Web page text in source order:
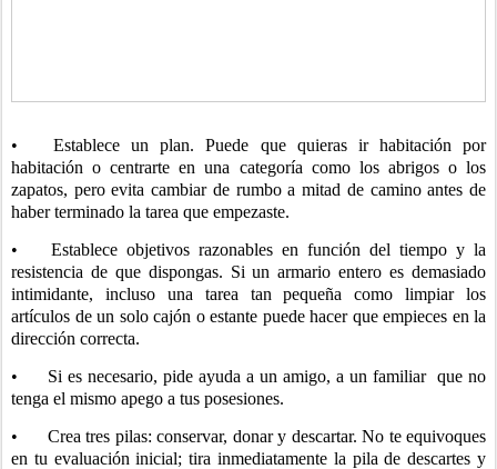
•
Establece un plan. Puede que quieras ir habitación por
habitación o centrarte en una categoría como los abrigos o los
zapatos, pero evita cambiar de rumbo a mitad de camino antes de
haber terminado la tarea que empezaste.
•
Establece objetivos razonables en función del tiempo y la
resistencia de que dispongas. Si un armario entero es demasiado
intimidante, incluso una tarea tan pequeña como limpiar los
artículos de un solo cajón o estante puede hacer que empieces en la
dirección correcta.
•
Si es necesario, pide ayuda a un amigo, a un familiar que no
tenga el mismo apego a tus posesiones.
•
Crea tres pilas: conservar, donar y descartar. No te equivoques
en tu evaluación inicial; tira inmediatamente la pila de descartes y